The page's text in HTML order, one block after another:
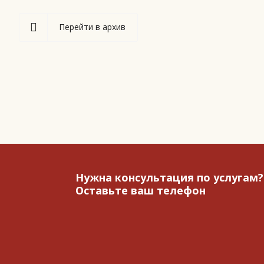
Перейти в архив
Нужна консультация по услугам?
Оставьте ваш телефон